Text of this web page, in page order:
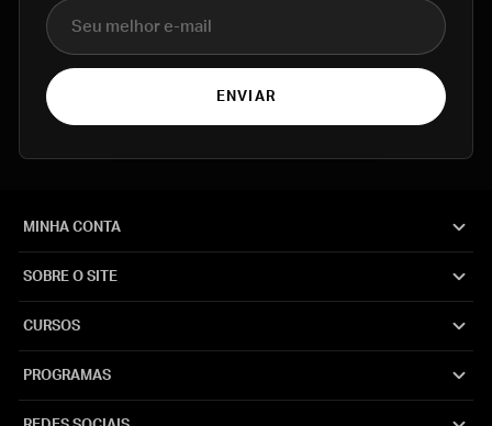
E-mail
ENVIAR
MINHA CONTA
SOBRE O SITE
CURSOS
PROGRAMAS